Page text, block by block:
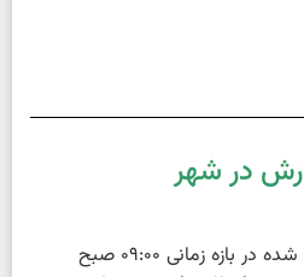
در شهر
سفارشات ثبت شده در بازه زمانی 09:00 صبح